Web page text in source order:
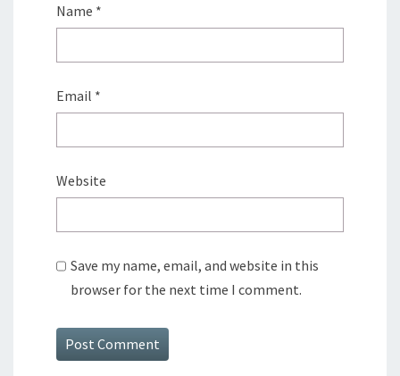
Name *
Email *
Website
Save my name, email, and website in this
browser for the next time I comment.